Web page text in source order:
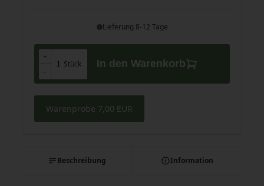
Lieferung 8-12 Tage
+
-
Stück
+
-
In den Warenkorb
Warenprobe 7,00 EUR
Beschreibung Information